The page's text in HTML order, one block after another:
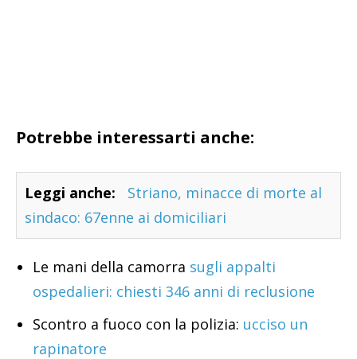
Potrebbe interessarti anche:
Leggi anche:
Striano, minacce di morte al
sindaco: 67enne ai domiciliari
Le mani della camorra sugli appalti
ospedalieri: chiesti 346 anni di reclusione
Scontro a fuoco con la polizia: ucciso un
rapinatore